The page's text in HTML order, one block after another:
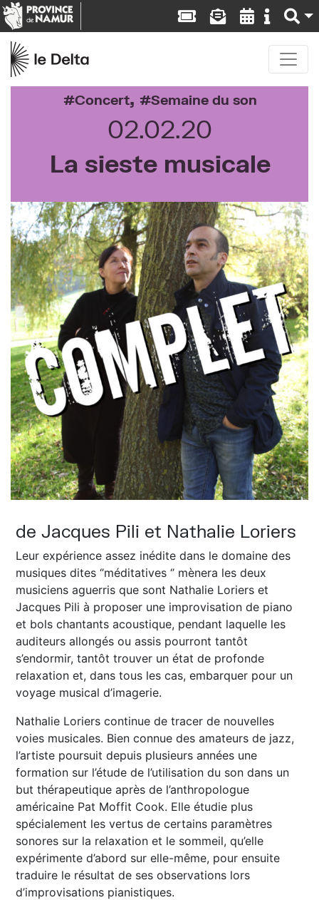
Concert, Semaine du son
02.02.20
La sieste musicale
de Jacques Pili et Nathalie Loriers
Leur expérience assez inédite dans le domaine des
musiques dites ‘’méditatives ‘’ mènera les deux
musiciens aguerris que sont Nathalie Loriers et
Jacques Pili à proposer une improvisation de piano
et bols chantants acoustique, pendant laquelle les
auditeurs allongés ou assis pourront tantôt
s’endormir, tantôt trouver un état de profonde
relaxation et, dans tous les cas, embarquer pour un
voyage musical d’imagerie.
Nathalie Loriers continue de tracer de nouvelles
voies musicales. Bien connue des amateurs de jazz,
l’artiste poursuit depuis plusieurs années une
formation sur l’étude de l’utilisation du son dans un
but thérapeutique après de l’anthropologue
américaine Pat Moffit Cook. Elle étudie plus
spécialement les vertus de certains paramètres
sonores sur la relaxation et le sommeil, qu’elle
expérimente d’abord sur elle-même, pour ensuite
traduire le résultat de ses observations lors
d’improvisations pianistiques.